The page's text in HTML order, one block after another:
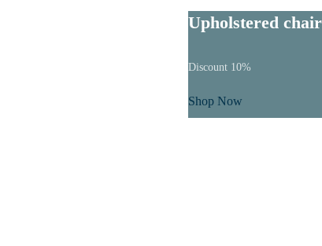
Upholstered chair
Discount 10%
Shop Now